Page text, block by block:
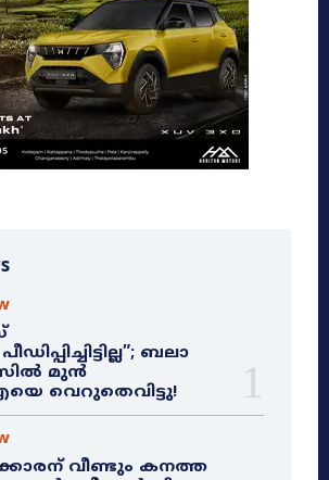
ബലാ
മുൻ
വെറുതെവിട്ടു!
വീണ്ടും കനത്ത